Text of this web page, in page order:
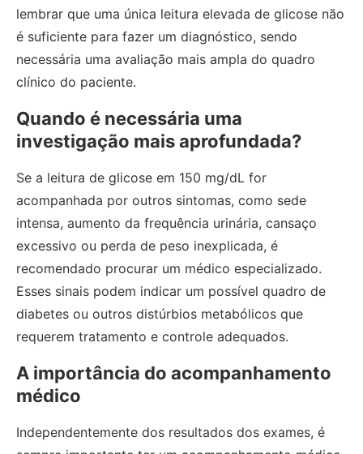
lembrar que uma única leitura elevada de glicose não
é suficiente para fazer um diagnóstico, sendo
necessária uma avaliação mais ampla do quadro
clínico do paciente.
Quando é necessária uma
investigação mais aprofundada?
Se a leitura de glicose em 150 mg/dL for
acompanhada por outros sintomas, como sede
intensa, aumento da frequência urinária, cansaço
excessivo ou perda de peso inexplicada, é
recomendado procurar um médico especializado.
Esses sinais podem indicar um possível quadro de
diabetes ou outros distúrbios metabólicos que
requerem tratamento e controle adequados.
A importância do acompanhamento
médico
Independentemente dos resultados dos exames, é